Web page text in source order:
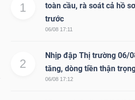
1
toàn cầu, rà soát cả hồ
trước
06/08 17:11
2
Nhịp đập Thị trường 06/
tăng, dòng tiền thận
06/08 17:12